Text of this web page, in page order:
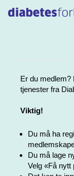
Er du medlem?
tjenester fra
Viktig!
Du må ha
Du må lage
Velg «Få nytt